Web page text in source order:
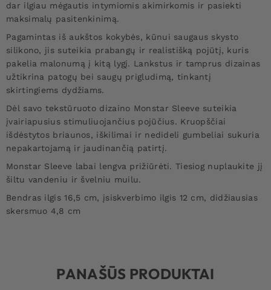
dar ilgiau mėgautis intymiomis akimirkomis ir pasiekti
maksimalų pasitenkinimą.
Pagamintas iš aukštos kokybės, kūnui saugaus skysto
silikono, jis suteikia prabangų ir realistišką pojūtį, kuris
pakelia malonumą į kitą lygį. Lankstus ir tamprus dizainas
užtikrina patogų bei saugų prigludimą, tinkantį
skirtingiems dydžiams.
Dėl savo tekstūruoto dizaino Monstar Sleeve suteikia
įvairiapusius stimuliuojančius pojūčius. Kruopščiai
išdėstytos briaunos, iškilimai ir nedideli gumbeliai sukuria
nepakartojamą ir jaudinančią patirtį.
Monstar Sleeve labai lengva prižiūrėti. Tiesiog nuplaukite jį
šiltu vandeniu ir švelniu muilu.
Bendras ilgis 16,5 cm, įsiskverbimo ilgis 12 cm, didžiausias
skersmuo 4,8 cm
PANAŠŪS PRODUKTAI